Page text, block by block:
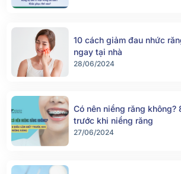
10 cách giảm đau nhức
ngay tại nhà
28/06/2024
Có nên niềng răng không?
trước khi niềng răng
27/06/2024